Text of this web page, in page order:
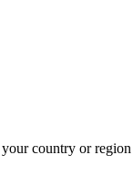
your country or